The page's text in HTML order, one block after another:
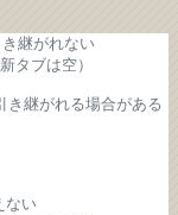
継がれない
ブは空）
継がれる場合がある
ない